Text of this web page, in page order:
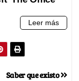
Saber que existo